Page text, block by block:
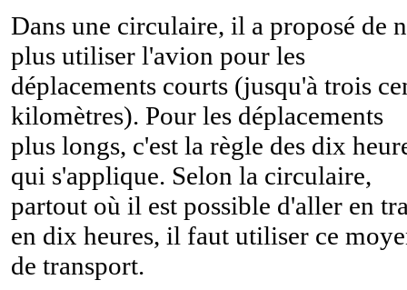
Dans une circulaire, il a proposé de
plus utiliser l'avion pour les
déplacements courts (jusqu'à trois
kilomètres). Pour les déplacements
plus longs, c'est la règle des dix
qui s'applique. Selon la circulaire,
partout où il est possible d'aller en
en dix heures, il faut utiliser ce
de transport.